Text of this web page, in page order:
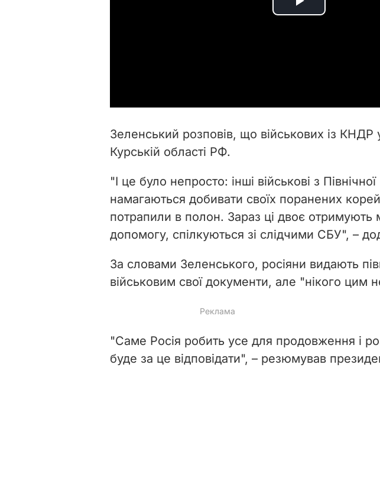
P
d
e
o
Зеленський розповів, що військових із КНДР
Курській області РФ.
"І це було непросто: інші військові з
намагаються добивати своїх поранених
потрапили в полон. Зараз ці двоє отримують
допомогу, спілкуються зі слідчими СБУ", –
За словами Зеленського, росіяни видають
військовим свої документи, але "нікого цим
"Саме Росія робить усе для продовження і
буде за це відповідати", – резюмував